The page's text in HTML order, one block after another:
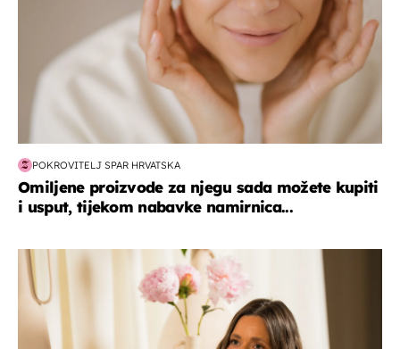
POKROVITELJ SPAR HRVATSKA
Omiljene proizvode za njegu sada možete kupiti
i usput, tijekom nabavke namirnica...
moda & ljepota